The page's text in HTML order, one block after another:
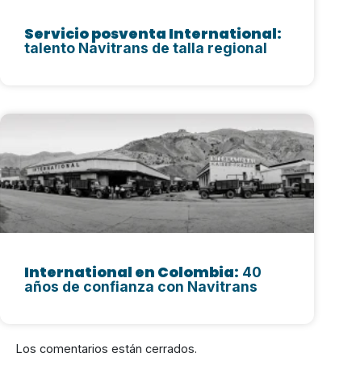
Servicio posventa International:
talento Navitrans de talla regional
International en Colombia: 40
años de confianza con Navitrans
Los comentarios están cerrados.